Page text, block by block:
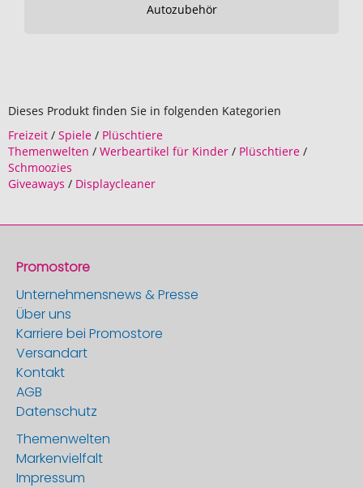
Autozubehör
Dieses Produkt finden Sie in folgenden Kategorien
Freizeit / Spiele / Plüschtiere
Themenwelten / Werbeartikel für Kinder / Plüschtiere /
Schmoozies
Giveaways / Displaycleaner
Promostore
Unternehmensnews & Presse
Über uns
Karriere bei Promostore
Versandart
Kontakt
AGB
Datenschutz
Themenwelten
Markenvielfalt
Impressum